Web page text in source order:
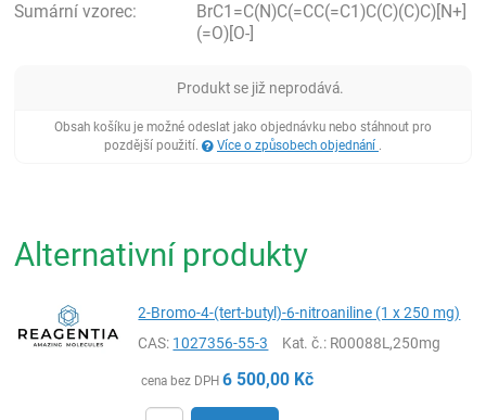
Sumární vzorec:
BrC1=C(N)C(=CC(=C1)C(C)(C)C)[N+]
(=O)[O-]
Produkt se již neprodává.
Obsah košíku je možné odeslat jako objednávku nebo stáhnout pro
pozdější použití.
Více o způsobech objednání .
Alternativní produkty
2-Bromo-4-(tert-butyl)-6-nitroaniline (1 x 250 mg)
CAS: 1027356-55-3 Kat. č.: R00088L,250mg
cena bez DPH 6 500,00 Kč